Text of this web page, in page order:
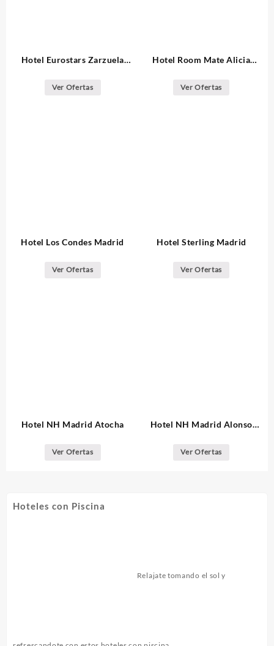
Hotel Eurostars Zarzuela
Ver Ofertas
Hotel Room Mate Alicia
Ver Ofertas
Hotel Los Condes Madrid
Ver Ofertas
Hotel Sterling Madrid
Ver Ofertas
Hotel NH Madrid Atocha
Ver Ofertas
Hotel NH Madrid Alonso
Ver Ofertas
Hoteles con Piscina
Relajate tomando el sol y